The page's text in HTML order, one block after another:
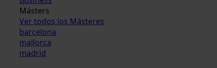
Másters
Ver todos los Másteres
barcelona
mallorca
madrid